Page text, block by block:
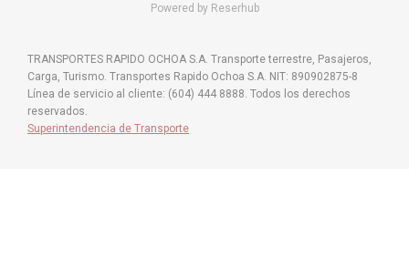
Powered by Reserhub
TRANSPORTES RAPIDO OCHOA S.A. Transporte terrestre, Pasajeros,
Carga, Turismo. Transportes Rapido Ochoa S.A. NIT: 890902875-8
Línea de servicio al cliente: (604) 444 8888. Todos los derechos
reservados.
Superintendencia de Transporte